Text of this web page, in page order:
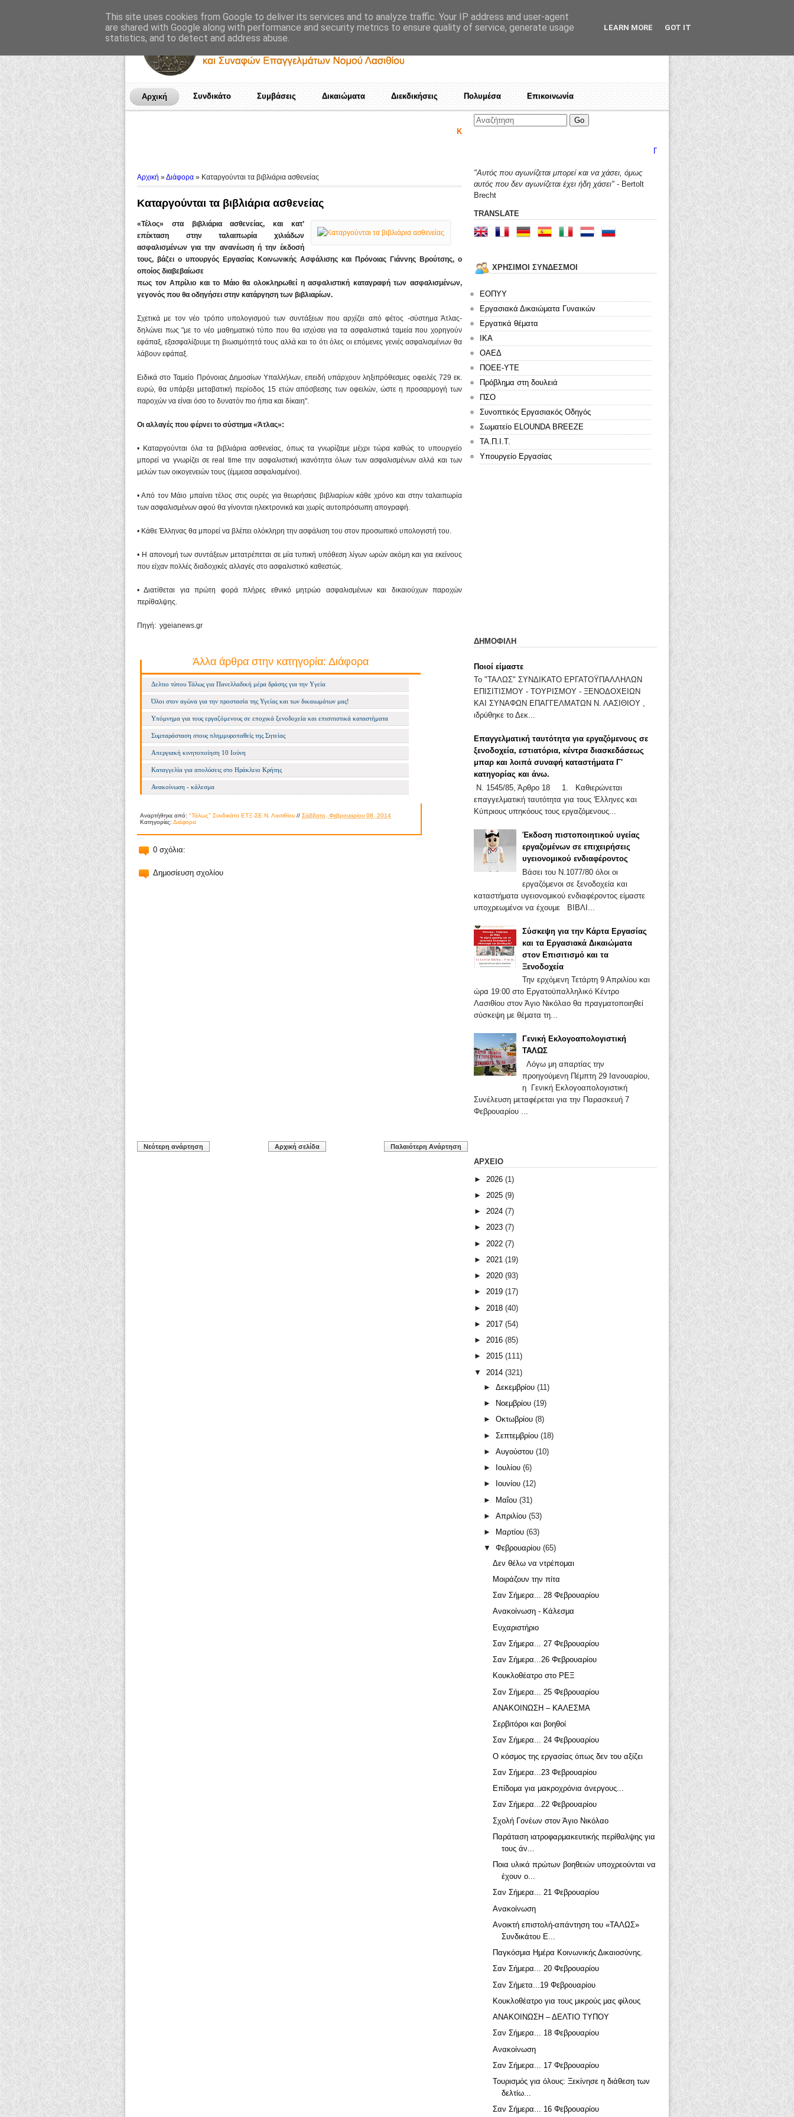
Αρχική Συνδικάτο Συμβάσεις Δικαιώματα Διεκδικήσεις Πολυμέσα Επικοινωνία
Καμιά αποδοχή τετελεσμένων! Εργαζόμενε, πολέμα για τα δικαιώματά σου!
Αρχική »Διάφορα » Καταργούνται τα βιβλιάρια ασθενείας
Καταργούνται τα βιβλιάρια ασθενείας
«Τέλος» στα βιβλιάρια ασθενείας, και κατ’
επέκταση στην ταλαιπωρία χιλιάδων
ασφαλισμένων για την ανανέωση ή την έκδοσή
τους, βάζει ο υπουργός Εργασίας Κοινωνικής Ασφάλισης και Πρόνοιας Γιάννης Βρούτσης, ο
οποίος διαβεβαίωσε
πως τον Απρίλιο και το Μάιο θα ολοκληρωθεί η ασφαλιστική καταγραφή των ασφαλισμένων,
γεγονός που θα οδηγήσει στην κατάργηση των βιβλιαρίων.
Σχετικά με τον νέο τρόπο υπολογισμού των συντάξεων που αρχίζει από φέτος -σύστημα Άτλας-
δηλώνει πως "με το νέο μαθηματικό τύπο που θα ισχύσει για τα ασφαλιστικά ταμεία που χορηγούν
εφάπαξ, εξασφαλίζουμε τη βιωσιμότητά τους αλλά και το ότι όλες οι επόμενες γενιές ασφαλισμένων θα
λάβουν εφάπαξ.
Ειδικά στο Ταμείο Πρόνοιας Δημοσίων Υπαλλήλων, επειδή υπάρχουν ληξιπρόθεσμες οφειλές 729 εκ.
ευρώ, θα υπάρξει μεταβατική περίοδος 15 ετών απόσβεσης των οφειλών, ώστε η προσαρμογή των
παροχών να είναι όσο το δυνατόν πιο ήπια και δίκαιη".
Οι αλλαγές που φέρνει το σύστημα «Άτλας»:
• Καταργούνται όλα τα βιβλιάρια ασθενείας, όπως τα γνωρίζαμε μέχρι τώρα καθώς το υπουργείο
μπορεί να γνωρίζει σε real time την ασφαλιστική ικανότητα όλων των ασφαλισμένων αλλά και των
μελών των οικογενειών τους (έμμεσα ασφαλισμένοι).
• Από τον Μάιο μπαίνει τέλος στις ουρές για θεωρήσεις βιβλιαρίων κάθε χρόνο και στην ταλαιπωρία
των ασφαλισμένων αφού θα γίνονται ηλεκτρονικά και χωρίς αυτοπρόσωπη απογραφή.
• Κάθε Έλληνας θα μπορεί να βλέπει ολόκληρη την ασφάλιση του στον προσωπικό υπολογιστή του.
• Η απονομή των συντάξεων μετατρέπεται σε μία τυπική υπόθεση λίγων ωρών ακόμη και για εκείνους
που είχαν πολλές διαδοχικές αλλαγές στο ασφαλιστικό καθεστώς.
• Διατίθεται για πρώτη φορά πλήρες εθνικό μητρώο ασφαλισμένων και δικαιούχων παροχών
περίθαλψης.
Πηγή: ygeianews.gr
Άλλα άρθρα στην κατηγορία: Διάφορα
Δελτιο τύπου Τάλως για Πανελλαδική μέρα δράσης για την Yγεία
Όλοι στον αγώνα για την προστασία της Υγείας και των δικαιωμάτων μας!
Υπόμνημα για τους εργαζόμενους σε εποχικά ξενοδοχεία και επισιτιστικά καταστήματα
Συμπαράσταση στους πλημμυροπαθείς της Σητείας
Απεργιακή κινητοποίηση 10 Ιούνη
Καταγγελία για απολύσεις στο Ηράκλειο Κρήτης
Ανακοίνωση - κάλεσμα
Αναρτήθηκε από: "Τάλως" Συνδικάτο ΕΤΞ-ΣΕ Ν. Λασιθίου // Σάββατο, Φεβρουαρίου 08, 2014
Κατηγορίες: Διάφορα
0 σχόλια:
Δημοσίευση σχολίου
Νεότερη ανάρτηση Παλαιότερη Ανάρτηση
Αρχική σελίδα
♦
"Αυτός που αγωνίζεται μπορεί και να χάσει, όμως
αυτός που δεν αγωνίζεται έχει ήδη χάσει" - Bertolt
Brecht
TRANSLATE
ΧΡΗΣΙΜΟΙ ΣΥΝΔΕΣΜΟΙ
ΕΟΠΥΥ
Εργασιακά Δικαιώματα Γυναικών
Εργατικά θέματα
ΙΚΑ
ΟΑΕΔ
ΠΟΕΕ-ΥΤΕ
Πρόβλημα στη δουλειά
ΠΣΟ
Συνοπτικός Εργασιακός Οδηγός
Σωματείο ELOUNDA BREEZE
ΤΑ.Π.Ι.Τ.
Υπουργείο Εργασίας
ΔΗΜΟΦΙΛΗ
Ποιοί είμαστε
Το "ΤΑΛΩΣ" ΣΥΝΔΙΚΑΤΟ ΕΡΓΑΤΟΫΠΑΛΛΗΛΩΝ
ΕΠΙΣΙΤΙΣΜΟΥ - ΤΟΥΡΙΣΜΟΥ - ΞΕΝΟΔΟΧΕΙΩΝ
ΚΑΙ ΣΥΝΑΦΩΝ ΕΠΑΓΓΕΛΜΑΤΩΝ Ν. ΛΑΣΙΘΙΟΥ ,
ιδρύθηκε το Δεκ...
Επαγγελματική ταυτότητα για εργαζόμενους σε
ξενοδοχεία, εστιατόρια, κέντρα διασκεδάσεως
μπαρ και λοιπά συναφή καταστήματα Γ'
κατηγορίας και άνω.
Ν. 1545/85, Άρθρο 18 1. Καθιερώνεται
επαγγελματική ταυτότητα για τους 'Ελληνες και
Κύπριους υπηκόους τους εργαζόμενους...
Έκδοση πιστοποιητικού υγείας
εργαζομένων σε επιχειρήσεις
υγειονομικού ενδιαφέροντος
Βάσει του Ν.1077/80 όλοι οι
εργαζόμενοι σε ξενοδοχεία και
καταστήματα υγειονομικού ενδιαφέροντος είμαστε
υποχρεωμένοι να έχουμε ΒΙΒΛΙ...
Σύσκεψη για την Κάρτα Εργασίας
και τα Εργασιακά Δικαιώματα
στον Επισιτισμό και τα
Ξενοδοχεία
Την ερχόμενη Τετάρτη 9 Απριλίου και
ώρα 19:00 στο Εργατοϋπαλληλικό Κέντρο
Λασιθίου στον Άγιο Νικόλαο θα πραγματοποιηθεί
σύσκεψη με θέματα τη...
Γενική Εκλογοαπολογιστική
ΤΑΛΩΣ
Λόγω μη απαρτίας την
προηγούμενη Πέμπτη 29 Ιανουαρίου,
η Γενική Εκλογοαπολογιστική
Συνέλευση μεταφέρεται για την Παρασκευή 7
Φεβρουαρίου ...
ΑΡΧΕΙΟ
► 2026 (1)
► 2025 (9)
► 2024 (7)
► 2023 (7)
► 2022 (7)
► 2021 (19)
► 2020 (93)
► 2019 (17)
► 2018 (40)
► 2017 (54)
► 2016 (85)
► 2015 (111)
▼
2014 (321)
► Δεκεμβρίου (11)
►
Νοεμβρίου (19)
► Οκτωβρίου (8)
► Σεπτεμβρίου (18)
► Αυγούστου (10)
►
Ιουλίου (6)
►
Ιουνίου (12)
► Μαΐου (31)
► Απριλίου (53)
►
Μαρτίου (63)
▼
Φεβρουαρίου (65)
Δεν θέλω να ντρέπομαι
Μοιράζουν την πίτα
Σαν Σήμερα... 28 Φεβρουαρίου
Ανακοίνωση - Κάλεσμα
Ευχαριστήριο
Σαν Σήμερα... 27 Φεβρουαρίου
Σαν Σήμερα...26 Φεβρουαρίου
Κουκλοθέατρο στο ΡΕΞ
Σαν Σήμερα... 25 Φεβρουαρίου
ΑΝΑΚΟΙΝΩΣΗ – ΚΑΛΕΣΜΑ
Σερβιτόροι και βοηθοί
Σαν Σήμερα... 24 Φεβρουαρίου
Ο κόσμος της εργασίας όπως δεν του αξίζει
Σαν Σήμερα...23 Φεβρουαρίου
Επίδομα για μακροχρόνια άνεργους...
Σαν Σήμερα...22 Φεβρουαρίου
Σχολή Γονέων στον Άγιο Νικόλαο
Παράταση ιατροφαρμακευτικής περίθαλψης για
τους άν...
Ποια υλικά πρώτων βοηθειών υποχρεούνται να
έχουν ο...
Σαν Σήμερα... 21 Φεβρουαρίου
Ανακοίνωση
Ανοικτή επιστολή-απάντηση του «ΤΑΛΩΣ»
Συνδικάτου Ε...
Παγκόσμια Ημέρα Κοινωνικής Δικαιοσύνης.
Σαν Σήμερα... 20 Φεβρουαρίου
Σαν Σήμετα...19 Φεβρουαρίου
Κουκλοθέατρο για τους μικρούς μας φίλους
ΑΝΑΚΟΙΝΩΣΗ – ΔΕΛΤΙΟ ΤΥΠΟΥ
Σαν Σήμερα... 18 Φεβρουαρίου
Ανακοίνωση
Σαν Σήμερα... 17 Φεβρουαρίου
Τουρισμός για όλους: Ξεκίνησε η διάθεση των
δελτίω...
Σαν Σήμερα... 16 Φεβρουαρίου
This site uses cookies from Google to deliver its services and to analyze traffic. Your IP address and user-agent
are shared with Google along with performance and security metrics to ensure quality of service, generate usage
statistics, and to detect and address abuse.
LEARN MORE GOT IT